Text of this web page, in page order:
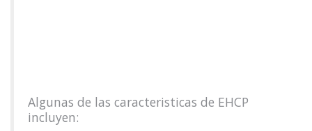
Algunas de las caracteristicas de EHCP
incluyen: